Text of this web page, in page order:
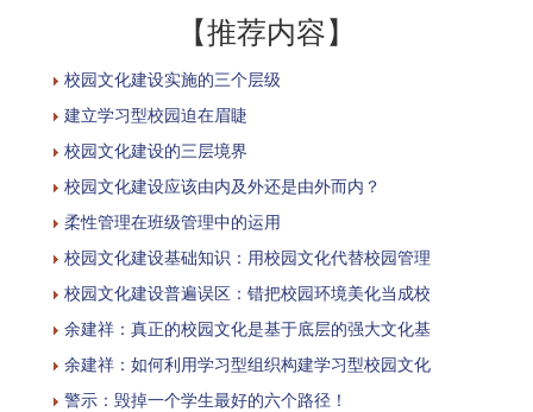
【推荐内容】
校园文化建设实施的三个层级
建立学习型校园迫在眉睫
校园文化建设的三层境界
校园文化建设应该由内及外还是由外而内？
柔性管理在班级管理中的运用
校园文化建设基础知识：用校园文化代替校园管理
校园文化建设普遍误区：错把校园环境美化当成校
余建祥：真正的校园文化是基于底层的强大文化基
余建祥：如何利用学习型组织构建学习型校园文化
警示：毁掉一个学生最好的六个路径！